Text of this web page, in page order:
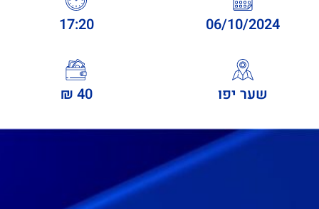
06/10/2024
17:20
שער יפו 40 ₪